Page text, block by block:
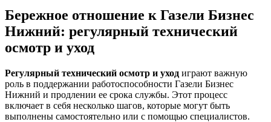
Бережное отношение к Газели Бизнес
Нижний: регулярный технический
осмотр и уход
Регулярный технический осмотр и уход играют важную
роль в поддержании работоспособности Газели Бизнес
Нижний и продлении ее срока службы. Этот процесс
включает в себя несколько шагов, которые могут быть
выполнены самостоятельно или с помощью специалистов.